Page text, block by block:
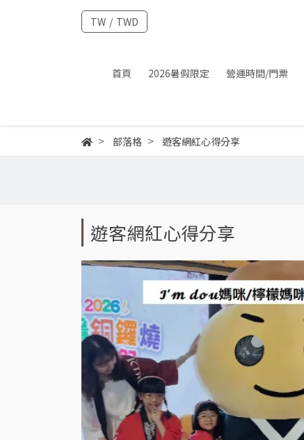
TW / TWD
首頁 2026暑假限定 營運時間/門票
部落格 遊客網紅心得分享
遊客網紅心得分享